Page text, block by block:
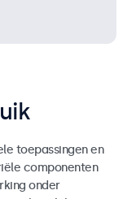
toepassingen en
componenten
onder